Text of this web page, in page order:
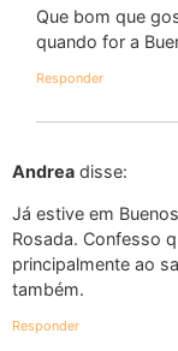
Que bom que
quando for a
Responder
Andrea disse:
Já estive em
Rosada. Confesso
principalmente ao
também.
Responder